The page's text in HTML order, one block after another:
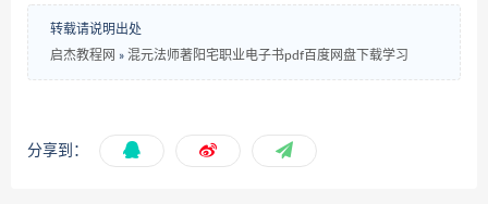
转载请说明出处
启杰教程网 » 混元法师著阳宅职业电子书pdf百度网盘下载学习
分享到：